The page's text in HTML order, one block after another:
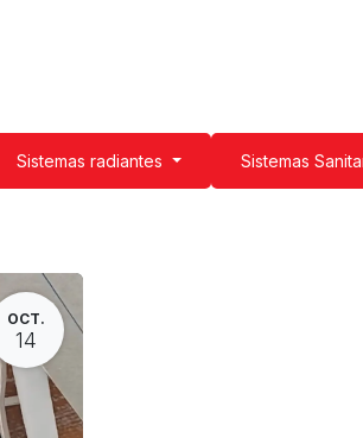
Sistemas radiantes Sistemas
OCT.
14